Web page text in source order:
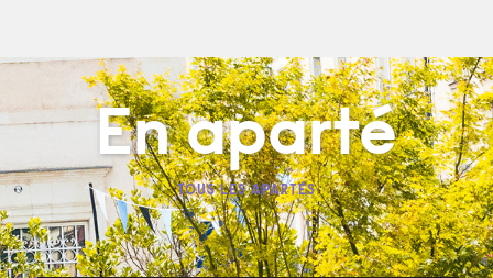
En aparté
TOUS LES APARTÉS